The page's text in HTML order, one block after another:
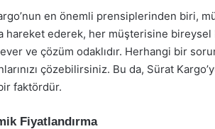
en önemli prensiplerinden biri,
hareket ederek, her müşterisine bireysel
ve çözüm odaklıdır. Herhangi bir
çözebilirsiniz. Bu da, Sürat
faktördür.
Fiyatlandırma